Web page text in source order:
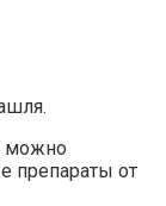
можно
препараты от